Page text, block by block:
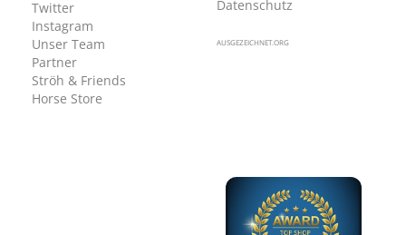
Twitter
Instagram
Unser Team
Partner
Ströh & Friends
Horse Store
Datenschutz
AUSGEZEICHNET.ORG